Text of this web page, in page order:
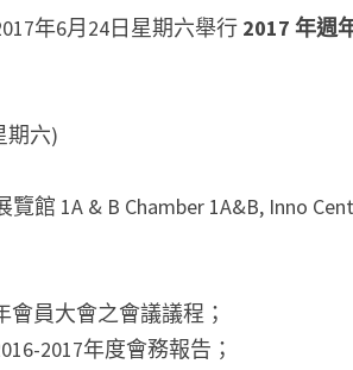
年6月24日星期六舉行 2017 年週
期六)
館 1A & B Chamber 1A&B, Inno
會員大會之會議議程；
2017年度會務報告；